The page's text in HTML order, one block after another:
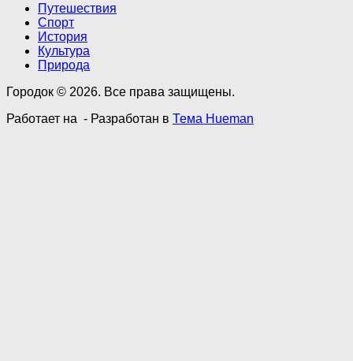
Путешествия
Спорт
История
Культура
Природа
Городок © 2026. Все права защищены.
Работает на - Разработан в Тема Hueman